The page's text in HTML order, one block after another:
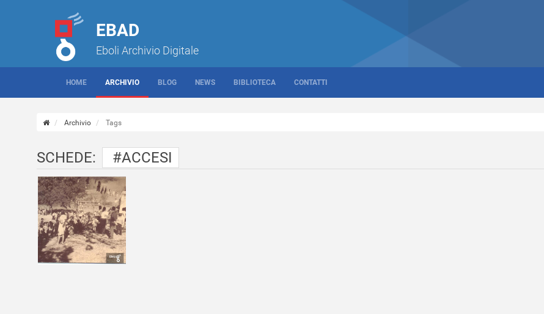
EBAD
Eboli Archivio Digitale
HOME ARCHIVIO BLOG NEWS BIBLIOTECA CONTATTI
Archivio Tags
SCHEDE: #ACCESI